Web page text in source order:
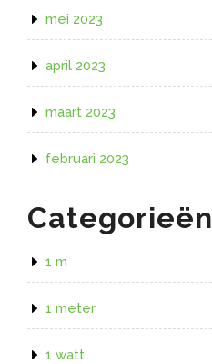
mei 2023
april 2023
maart 2023
februari 2023
Categorieën
1 m
1 meter
1 watt